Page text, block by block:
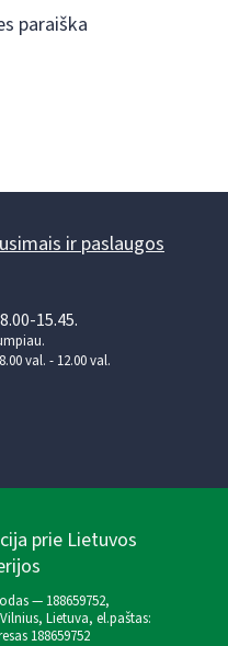
paraiška
ir paslaugos
15.45.
val. - 12.00 val.
prie Lietuvos
— 188659752,
Lietuva, el.paštas:
188659752